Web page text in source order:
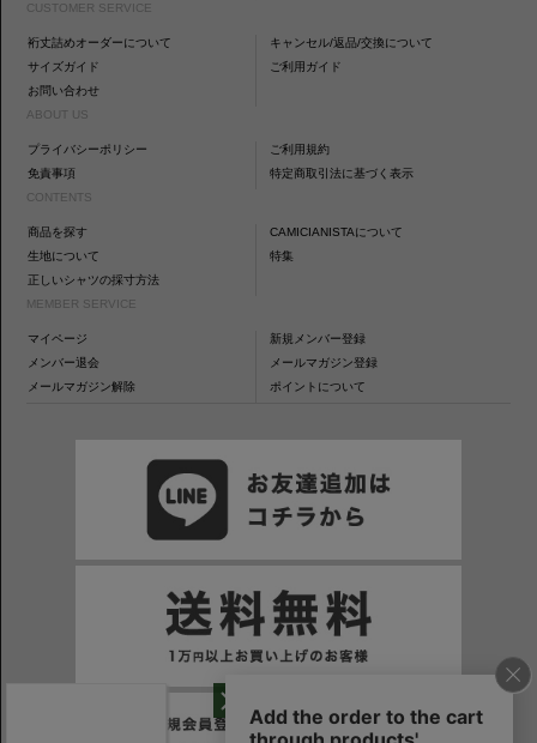
CUSTOMER SERVICE
裄丈詰めオーダーについて
キャンセル/返品/交換について
サイズガイド
ご利用ガイド
お問い合わせ
ABOUT US
プライバシーポリシー
ご利用規約
免責事項
特定商取引法に基づく表示
CONTENTS
商品を探す
CAMICIANISTAについて
生地について
特集
正しいシャツの採寸方法
MEMBER SERVICE
マイページ
新規メンバー登録
メンバー退会
メールマガジン登録
メールマガジン解除
ポイントについて